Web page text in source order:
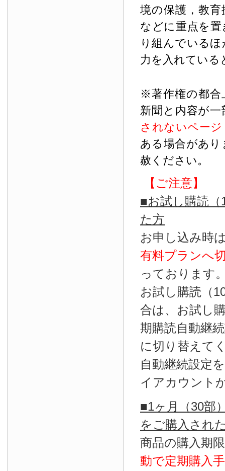
境の保護，教
などに重点を
り組んでいる
力を入れている
※著作権の都合
新聞と内容が
されないペー
ある場合があ
赦ください。
【ご注意】
■お試し購読
た方
お申し込み時
有料プランへ
っております
お試し購読（
合は、お試し
期購読自動継
に切り替えて
自動継続設定
イアカウント
■1ヶ月（30部
をご購入され
商品の購入期
動で定期購入